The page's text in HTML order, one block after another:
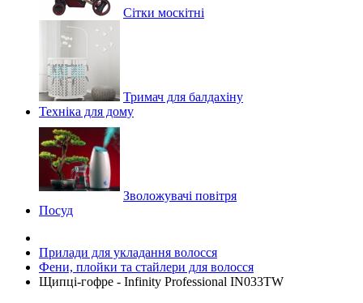
Сітки москітні
Тримач для балдахіну
Техніка для дому
Зволожувачі повітря
Посуд
Прилади для укладання волосся
Фени, плойки та стайлери для волосся
Щипці-гофре - Infinity Professional IN033TW